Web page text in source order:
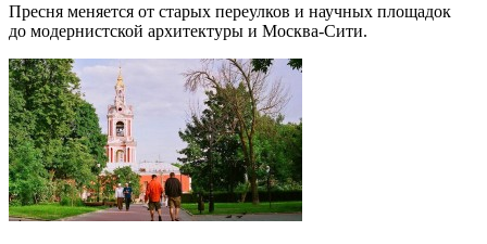
Пресня меняется от старых переулков и научных площадок
до модернистской архитектуры и Москва-Сити.